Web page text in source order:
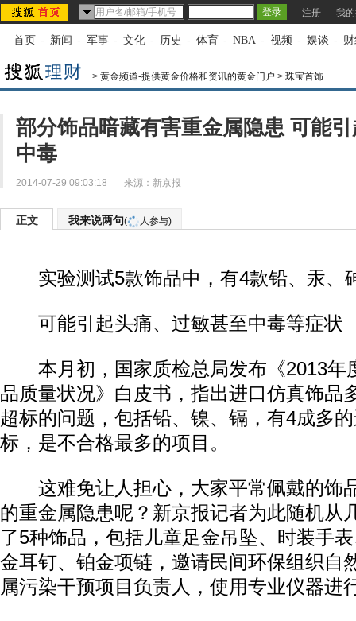
注册 我
首页 - 新闻 - 军事 - 文化 - 历史 - 体育 - NBA - 视频 - 娱谈 -
> 黄金频道-提供黄金价格和资讯的黄金门户 > 珠宝首饰
部分饰品暗藏有害重金属隐患 可能
中毒
2014-07-29 09:03:18 来源： 新京报
正文 我来说两句( 人参与)
实验测试5款饰品中，有4款铅、汞、
可能引起头痛、过敏甚至中毒等症状
本月初，国家质检总局发布《2013年
品质量状况》白皮书，指出进口仿真饰品
超标的问题，包括铅、镍、镉，有4成多
标，是不合格最多的项目。
这难免让人担心，大家平常佩戴的饰
的重金属隐患呢？新京报记者为此随机从
了5种饰品，包括儿童足金吊坠、时装手
金耳钉、铂金项链，邀请民间环保组织自
属污染干预项目负责人，使用专业仪器进